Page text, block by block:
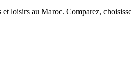
loisirs au Maroc. Comparez,